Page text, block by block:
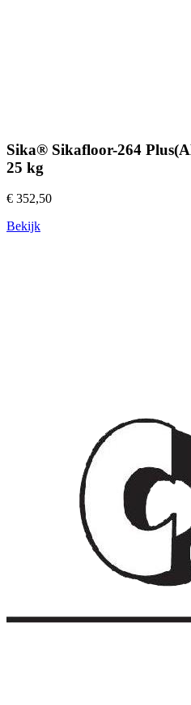
Sika® Sikafloor-264
25 kg
€ 352,50
Bekijk